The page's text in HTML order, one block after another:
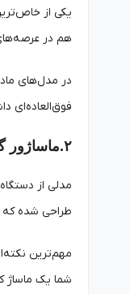
یکی از
هم در
در مدل‌های
فوق‌العاده‌ای
۲.ماساژور گردنی ماشین
مدلی از
طراحی شده که
مهم‌ترین
شما یک ماساژ